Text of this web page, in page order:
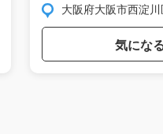
大阪府大阪市西淀川
気にな